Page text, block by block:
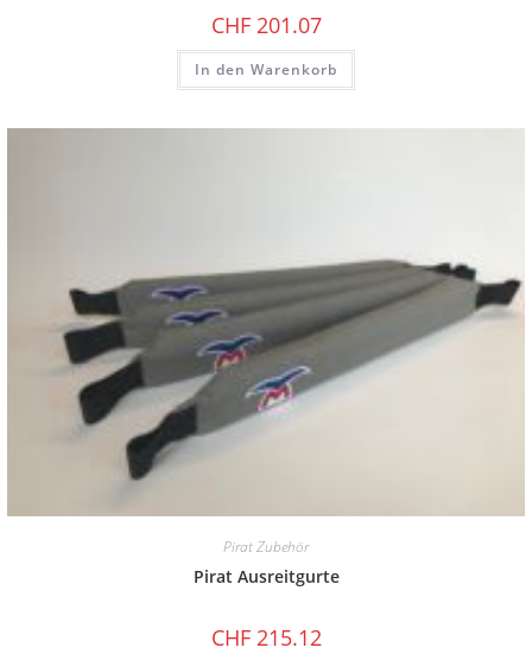
CHF201.07
In den Warenkorb
Pirat Zubehör
Pirat Ausreitgurte
CHF215.12